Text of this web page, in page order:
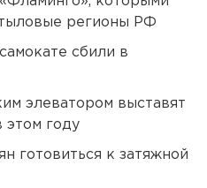
регионы РФ
сбили в
элеватором выставят
этом году
готовиться к затяжной